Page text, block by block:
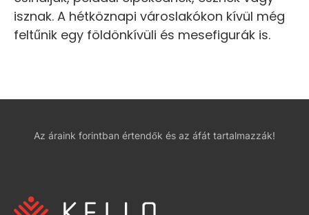
isznak. A hétköznapi városlakókon kívül még
feltűnik egy földönkívüli és mesefigurák is.
Az áraink forintban értendők és az áfát tartalmazzák!